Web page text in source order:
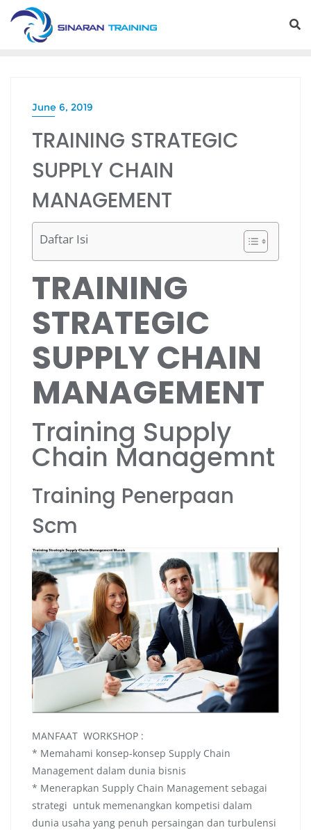
Skip
content
June 6, 2019
TRAINING STRATEGIC
SUPPLY CHAIN
MANAGEMENT
Daftar Isi
TRAINING
STRATEGIC
SUPPLY CHAIN
MANAGEMENT
Training Supply
Chain Managemnt
Training Penerpaan
Scm
MANFAAT WORKSHOP :
* Memahami konsep-konsep Supply Chain
Management dalam dunia bisnis
* Menerapkan Supply Chain Management sebagai
strategi untuk memenangkan kompetisi dalam
dunia usaha yang penuh persaingan dan turbulensi